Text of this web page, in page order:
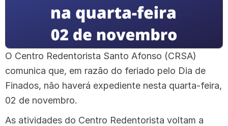
O Centro Redentorista Santo Afonso (CRSA)
comunica que, em razão do feriado pelo Dia de
Finados, não haverá expediente nesta quarta-feira,
02 de novembro.
As atividades do Centro Redentorista voltam a